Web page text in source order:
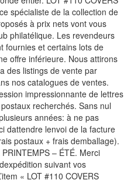
spécialiste de la collection de
à prix nets vont vous
philatélique. Les revendeurs
fournies et certains lots de
offre inférieure. Nous attirons
des listings de vente par
nos catalogues de ventes.
impressionnante de lettres
recherchés. Sans nul
années: à ne pas
dattendre lenvoi de la facture
postaux + frais demballage).
– ÉTÉ. Merci
suivant vos
« LOT #110 COVERS